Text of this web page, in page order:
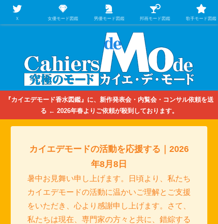
【映画/音楽の中のファッション＆香水】を徹底的に分析するファッション＆ア
パレル業界人のための学習サイト
『カイエデモード香水図鑑』に、新作発表会・内覧会・コンサル依頼を送
る ← 2026年春よりご依頼が殺到しております。
カイエデモードの活動を応援する｜2026
年8月8日
暑中お見舞い申し上げます。日頃より、私たち
カイエデモードの活動に温かいご理解とご支援
をいただき、心より感謝申し上げます。さて、
私たちは現在、専門家の方々と共に、錯綜する
Ｘ 女優モード図鑑 男優モード図鑑 邦画モード図鑑 歌手モード図鑑